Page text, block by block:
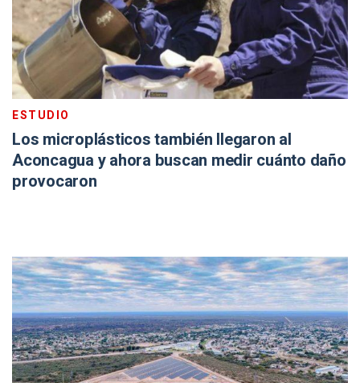
ESTUDIO
Los microplásticos también llegaron al
Aconcagua y ahora buscan medir cuánto daño
provocaron